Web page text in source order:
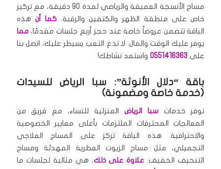
مساج الأنسجة العميقة والرياضي لمدة 90 دقيقة، مع تركيز
خاص على منطقة الظهر والكتفين والرقبة. كما أن هذه
الباقة تتضمن عروضاً خاصة عند حجز أربع جلسات مقدمًا،مما
يوفر عليك الوقت والمال. لا تدع التعب يسيطر عليك، اتصل بنا
على 0551416363واستعد نشاطك!
باقة “دلال الأنوثة”: سبا الرياض للسيدات
(خدمة خاصة ومضمونة)
نوفر خدماتسبا الرياض المنزلية للنساء، مع فريق من
المعالجات المحترفات الملتزمات بأعلى معايير الخصوصية
والاحترافية. هذه الباقة تركز على المساج العلاجي
التجميلي، مثل مساج الزيوت العطرية المهدئة ومساج
التنحيف الخفيف. علاوة على ذلك، هي مثالية لجلسات ما